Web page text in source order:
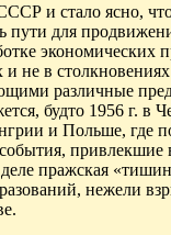
и стало ясно, что
пути для
экономических
и не в
различные
будто 1956 г. в
и Польше, где
привлекшие
пражская
нежели